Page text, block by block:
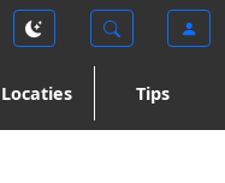
Locaties Tips